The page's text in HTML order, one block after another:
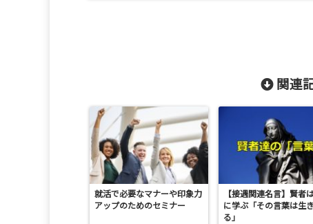
関連
就活で必要なマナーや印象力
アップのためのセミナー
【接遇関連名言】賢者
に学ぶ「その言葉は生
る」